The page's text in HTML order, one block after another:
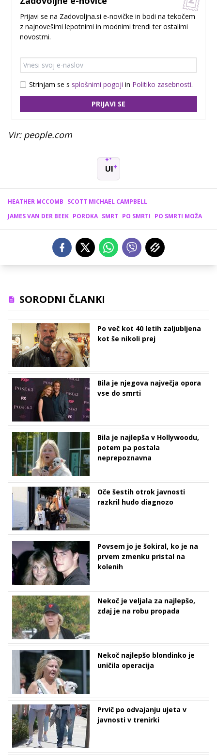
Prijavi se na Zadovoljna.si e-novičke in bodi na tekočem
z najnovešimi lepotnimi in modnimi trendi ter ostalimi
novostmi.
Strinjam se s splošnimi pogoji in Politiko zasebnosti.
PRIJAVI SE
Vir: people.com
UI
HEATHER MCCOMB SCOTT MICHAEL CAMPBELL
JAMES VAN DER BEEK POROKA SMRT PO SMRTI PO SMRTI MOŽA
SORODNI ČLANKI
Po več kot 40 letih zaljubljena
kot še nikoli prej
Bila je njegova največja opora
vse do smrti
Bila je najlepša v Hollywoodu,
potem pa postala
neprepoznavna
Oče šestih otrok javnosti
razkril hudo diagnozo
Povsem jo je šokiral, ko je na
prvem zmenku pristal na
kolenih
Nekoč je veljala za najlepšo,
zdaj je na robu propada
Nekoč najlepšo blondinko je
uničila operacija
Prvič po odvajanju ujeta v
javnosti v trenirki